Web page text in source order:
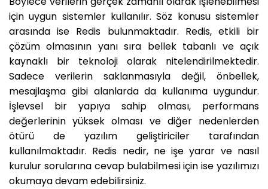
için uygun sistemler kullanılır. Söz konusu sistemler
arasında ise Redis bulunmaktadır. Redis, etkili bir
çözüm olmasının yanı sıra bellek tabanlı ve açık
kaynaklı bir teknoloji olarak nitelendirilmektedir.
Sadece verilerin saklanmasıyla değil, önbellek,
mesajlaşma gibi alanlarda da kullanıma uygundur.
İşlevsel bir yapıya sahip olması, performans
değerlerinin yüksek olması ve diğer nedenlerden
ötürü de yazılım geliştiriciler tarafından
kullanılmaktadır. Redis nedir, ne işe yarar ve nasıl
kurulur sorularına cevap bulabilmesi için ise yazılımızı
okumaya devam edebilirsiniz.